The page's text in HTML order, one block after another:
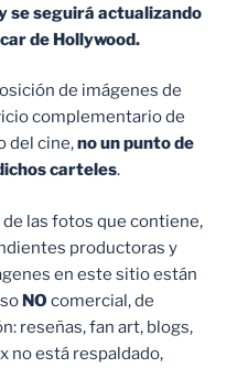
se seguirá actualizando
de Hollywood.
de imágenes de
complementario de
del cine,no un punto de
carteles.
las fotos que contiene,
productoras y
en este sitio están
NO comercial, de
reseñas, fan art, blogs,
no está respaldado,